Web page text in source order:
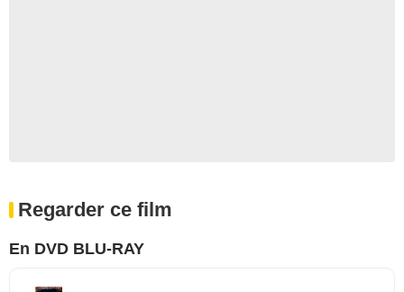
Regarder ce film
En DVD BLU-RAY